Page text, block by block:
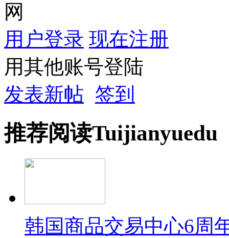
网
用户登录 现在注册
用其他账号登陆
发表新帖 签到
推荐阅读Tuijianyuedu
韩国商品交易中心6周